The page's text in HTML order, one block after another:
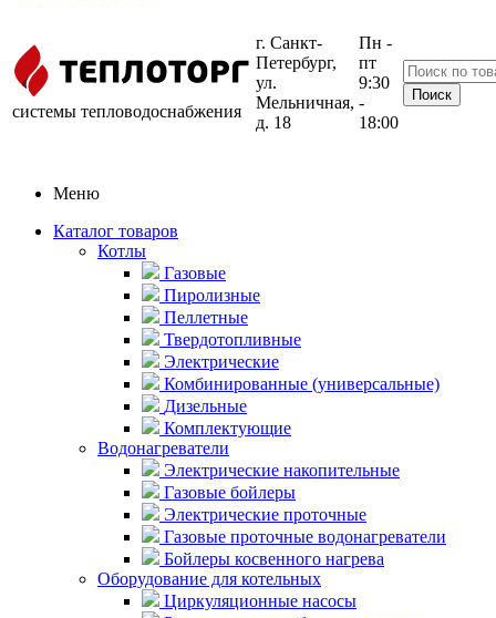
системы тепловодоснабжения
г. Санкт-
Петербург,
ул.
Мельничная,
д. 18
Пн -
пт
9:30
-
18:00
Меню
Каталог товаров
Котлы
Газовые
Пиролизные
Пеллетные
Твердотопливные
Электрические
Комбинированные (универсальные)
Дизельные
Комплектующие
Водонагреватели
Электрические накопительные
Газовые бойлеры
Электрические проточные
Газовые проточные водонагреватели
Бойлеры косвенного нагрева
Оборудование для котельных
Циркуляционные насосы